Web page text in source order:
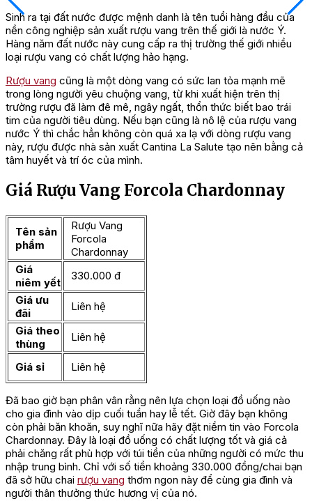
Sinh ra tại đất nước được mệnh danh là tên tuổi hàng đầu của
nền công nghiệp sản xuất rượu vang trên thế giới là nước Ý.
Hàng năm đất nước này cung cấp ra thị trường thế giới nhiều
loại rượu vang có chất lượng hảo hạng.
Rượu vang cũng là một dòng vang có sức lan tỏa mạnh mẽ
trong lòng người yêu chuộng vang, từ khi xuất hiện trên thị
trường rượu đã làm đê mê, ngây ngất, thổn thức biết bao trái
tim của người tiêu dùng. Nếu bạn cũng là nô lệ của rượu vang
nước Ý thì chắc hẳn không còn quá xa lạ với dòng rượu vang
này, rượu được nhà sản xuất Cantina La Salute tạo nên bằng cả
tâm huyết và trí óc của mình.
Giá Rượu Vang Forcola Chardonnay
Tên sản
phẩm
Rượu Vang
Forcola
Chardonnay
Giá
niêm yết
330.000 đ
Giá ưu
đãi
Liên hệ
Giá theo
thùng
Liên hệ
Giá sỉ Liên hệ
Đã bao giờ bạn phân vân rằng nên lựa chọn loại đồ uống nào
cho gia đình vào dịp cuối tuần hay lễ tết. Giờ đây bạn không
còn phải băn khoăn, suy nghĩ nữa hãy đặt niềm tin vào Forcola
Chardonnay. Đây là loại đồ uống có chất lượng tốt và giá cả
phải chăng rất phù hợp với túi tiền của những người có mức thu
nhập trung bình. Chỉ với số tiền khoảng 330.000 đồng/chai bạn
đã sở hữu chai rượu vang thơm ngon này để cùng gia đình và
người thân thưởng thức hương vị của nó.